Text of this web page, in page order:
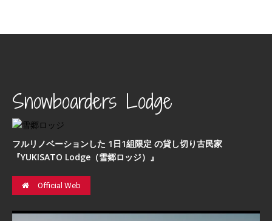
Snowboarders Lodge
フルリノベーションした 1日1組限定 の貸し切り古民家
『YUKISATO Lodge（雪郷ロッジ）』
Official Web